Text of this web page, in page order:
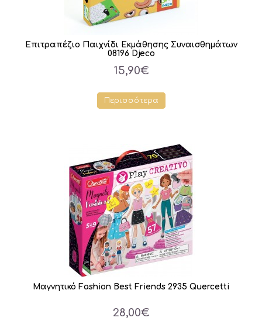
Επιτραπέζιο Παιχνίδι Εκμάθησης Συναισθημάτων
08196 Djeco
15,90€
Περισσότερα
Μαγνητικό Fashion Best Friends 2935 Quercetti
28,00€